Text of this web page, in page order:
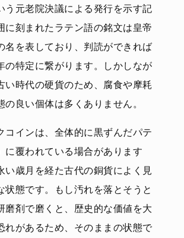
う元老院決議による発行を示す記
に刻まれたラテン語の銘文は皇帝
名を表しており、判読ができれば
の特定に繋がります。しかしなが
い時代の硬貨のため、腐食や摩耗
の良い個体は多くありません。
コインは、全体的に黒ずんだパテ
に覆われている場合があります
い歳月を経た古代の銅貨によく見
状態です。もし汚れを落とそうと
磨剤で磨くと、歴史的な価値を大
れがあるため、そのままの状態で